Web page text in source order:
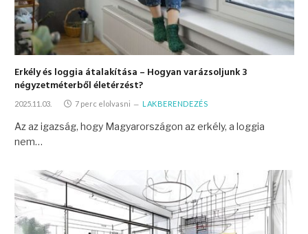
Erkély és loggia átalakítása – Hogyan varázsoljunk 3
négyzetméterből életérzést?
2025.11.03. 7 perc elolvasni LAKBERENDEZÉS
Az az igazság, hogy Magyarországon az erkély, a loggia
nem…